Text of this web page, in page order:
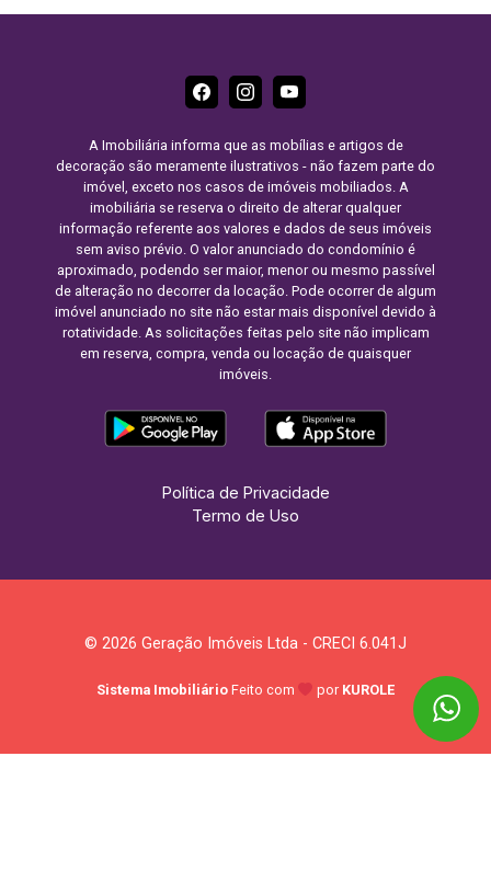
A Imobiliária informa que as mobílias e artigos de
decoração são meramente ilustrativos - não fazem parte do
imóvel, exceto nos casos de imóveis mobiliados. A
imobiliária se reserva o direito de alterar qualquer
informação referente aos valores e dados de seus imóveis
sem aviso prévio. O valor anunciado do condomínio é
aproximado, podendo ser maior, menor ou mesmo passível
de alteração no decorrer da locação. Pode ocorrer de algum
imóvel anunciado no site não estar mais disponível devido à
rotatividade. As solicitações feitas pelo site não implicam
em reserva, compra, venda ou locação de quaisquer
imóveis.
Política de Privacidade
Termo de Uso
© 2026 Geração Imóveis Ltda - CRECI 6.041J
Sistema Imobiliário Feito com por KUROLE